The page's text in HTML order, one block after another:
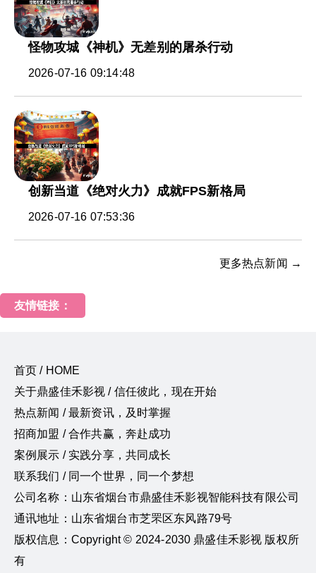
怪物攻城《神机》无差别的屠杀行动
2026-07-16 09:14:48
创新当道《绝对火力》成就FPS新格局
2026-07-16 07:53:36
更多热点新闻 →
友情链接：
首页 / HOME
关于鼎盛佳禾影视 / 信任彼此，现在开始
热点新闻 / 最新资讯，及时掌握
招商加盟 / 合作共赢，奔赴成功
案例展示 / 实践分享，共同成长
联系我们 / 同一个世界，同一个梦想
公司名称：山东省烟台市鼎盛佳禾影视智能科技有限公司
通讯地址：山东省烟台市芝罘区东风路79号
版权信息：Copyright © 2024-2030 鼎盛佳禾影视 版权所
有